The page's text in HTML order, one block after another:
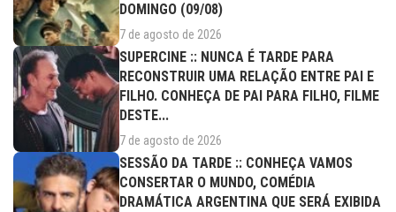
DOMINGO (09/08)
7 de agosto de 2026
SUPERCINE :: NUNCA É TARDE PARA
RECONSTRUIR UMA RELAÇÃO ENTRE PAI E
FILHO. CONHEÇA DE PAI PARA FILHO, FILME
DESTE...
7 de agosto de 2026
SESSÃO DA TARDE :: CONHEÇA VAMOS
CONSERTAR O MUNDO, COMÉDIA
DRAMÁTICA ARGENTINA QUE SERÁ EXIBIDA